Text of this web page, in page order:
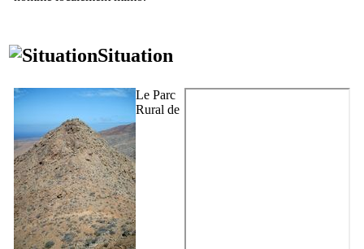
Situation
Le Parc
Rural de